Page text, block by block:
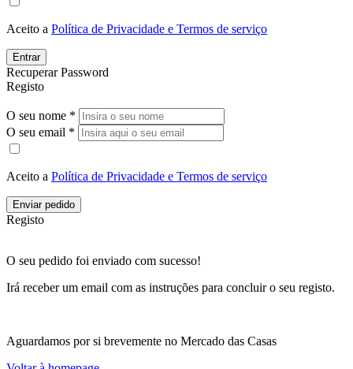
Aceito a Política de Privacidade e Termos de serviço
Entrar
Recuperar Password
Registo
O seu nome *
O seu email *
Aceito a Política de Privacidade e Termos de serviço
Enviar pedido
Registo
O seu pedido foi enviado com sucesso!
Irá receber um email com as instruções para concluir o seu registo.
Aguardamos por si brevemente no Mercado das Casas